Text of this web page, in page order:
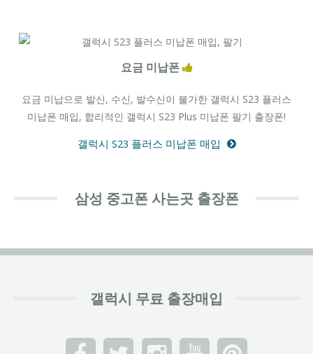
요금 미납폰
요금 미납으로 발신, 수신, 발수신이 불가한 갤럭시 S23 플러스
미납폰 매입, 합리적인 갤럭시 S23 Plus 미납폰 팔기 출장폰!
갤럭시 S23 플러스 미납폰 매입
삼성 중고폰 사는곳 출장폰
갤럭시 무료 출장매입